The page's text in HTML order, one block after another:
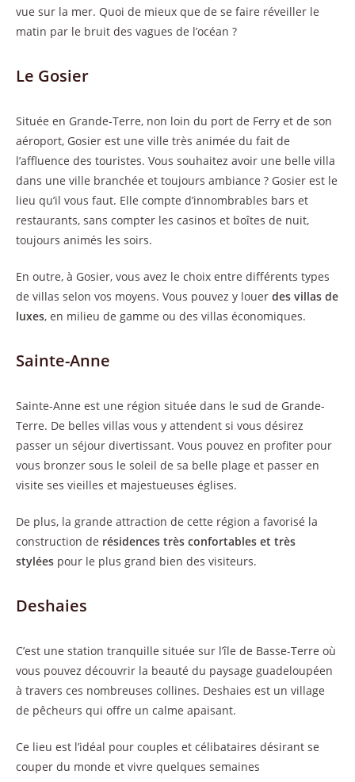
vue sur la mer. Quoi de mieux que de se faire réveiller le
matin par le bruit des vagues de l’océan ?
Le Gosier
Située en Grande-Terre, non loin du port de Ferry et de son
aéroport, Gosier est une ville très animée du fait de
l’affluence des touristes. Vous souhaitez avoir une belle villa
dans une ville branchée et toujours ambiance ? Gosier est le
lieu qu’il vous faut. Elle compte d’innombrables bars et
restaurants, sans compter les casinos et boîtes de nuit,
toujours animés les soirs.
En outre, à Gosier, vous avez le choix entre différents types
de villas selon vos moyens. Vous pouvez y louer des villas de
luxes, en milieu de gamme ou des villas économiques.
Sainte-Anne
Sainte-Anne est une région située dans le sud de Grande-
Terre. De belles villas vous y attendent si vous désirez
passer un séjour divertissant. Vous pouvez en profiter pour
vous bronzer sous le soleil de sa belle plage et passer en
visite ses vieilles et majestueuses églises.
De plus, la grande attraction de cette région a favorisé la
construction de résidences très confortables et très
stylées pour le plus grand bien des visiteurs.
Deshaies
C’est une station tranquille située sur l’île de Basse-Terre où
vous pouvez découvrir la beauté du paysage guadeloupéen
à travers ces nombreuses collines. Deshaies est un village
de pêcheurs qui offre un calme apaisant.
Ce lieu est l’idéal pour couples et célibataires désirant se
couper du monde et vivre quelques semaines